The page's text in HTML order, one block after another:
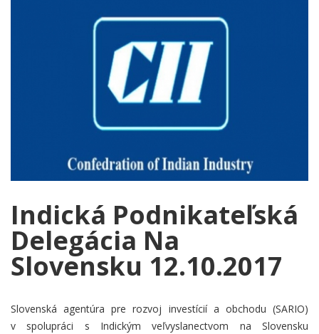
Indická Podnikateľská
Delegácia Na
Slovensku 12.10.2017
Slovenská agentúra pre rozvoj investícií a obchodu (SARIO)
v spolupráci s Indickým veľvyslanectvom na Slovensku